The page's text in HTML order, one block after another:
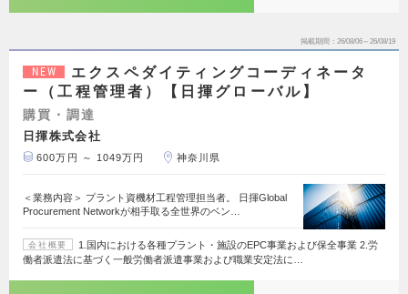
掲載期間 26/08/06～26/08/19
NEW
エクスペダイティングコーディネータ
ー（工程管理者）【日揮グローバル】
購買・調達
日揮株式会社
600万円 ～ 1049万円 神奈川県
＜業務内容＞ プラント資機材工程管理担当者。 日揮Global
Procurement Networkが相手取る全世界のベン…
会社概要
1.国内における各種プラント・施設のEPC事業および保全事業 2.労
働者派遣法に基づく一般労働者派遣事業および職業安定法に…